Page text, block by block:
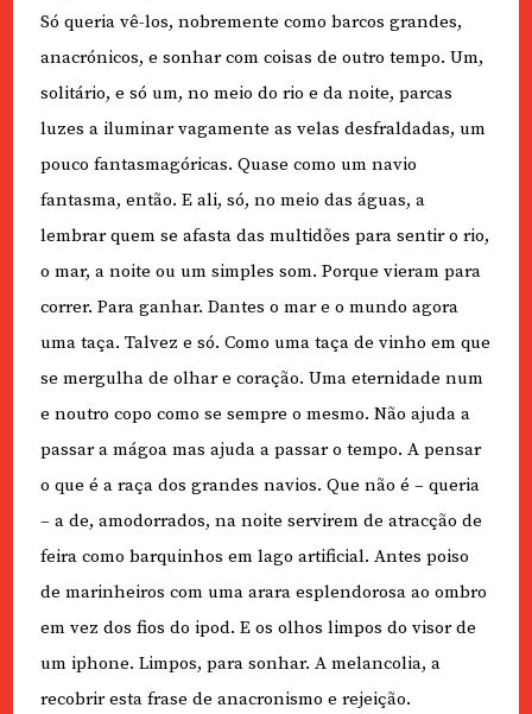
Só queria vê-los, nobremente como barcos grandes,
anacrónicos, e sonhar com coisas de outro tempo. Um,
solitário, e só um, no meio do rio e da noite, parcas
luzes a iluminar vagamente as velas desfraldadas, um
pouco fantasmagóricas. Quase como um navio
fantasma, então. E ali, só, no meio das águas, a
lembrar quem se afasta das multidões para sentir o rio,
o mar, a noite ou um simples som. Porque vieram para
correr. Para ganhar. Dantes o mar e o mundo agora
uma taça. Talvez e só. Como uma taça de vinho em que
se mergulha de olhar e coração. Uma eternidade num
e noutro copo como se sempre o mesmo. Não ajuda a
passar a mágoa mas ajuda a passar o tempo. A pensar
o que é a raça dos grandes navios. Que não é – queria
– a de, amodorrados, na noite servirem de atracção de
feira como barquinhos em lago artificial. Antes poiso
de marinheiros com uma arara esplendorosa ao ombro
em vez dos fios do ipod. E os olhos limpos do visor de
um iphone. Limpos, para sonhar. A melancolia, a
recobrir esta frase de anacronismo e rejeição.